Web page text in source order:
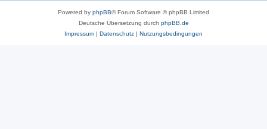
Powered by phpBB® Forum Software © phpBB Limited
Deutsche Übersetzung durch phpBB.de
Impressum | Datenschutz | Nutzungsbedingungen